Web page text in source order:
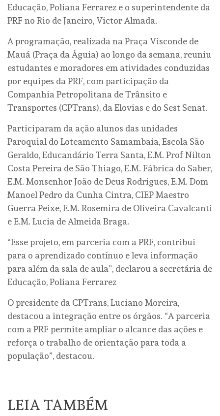
Educação, Poliana Ferrarez e o superintendente da
PRF no Rio de Janeiro, Victor Almada.
A programação, realizada na Praça Visconde de
Mauá (Praça da Águia) ao longo da semana, reuniu
estudantes e moradores em atividades conduzidas
por equipes da PRF, com participação da
Companhia Petropolitana de Trânsito e
Transportes (CPTrans), da Elovias e do Sest Senat.
Participaram da ação alunos das unidades
Paroquial do Loteamento Samambaia, Escola São
Geraldo, Educandário Terra Santa, E.M. Prof Nilton
Costa Pereira de São Thiago, E.M. Fábrica do Saber,
E.M. Monsenhor João de Deus Rodrigues, E.M. Dom
Manoel Pedro da Cunha Cintra, CIEP Maestro
Guerra Peixe, E.M. Rosemira de Oliveira Cavalcanti
e E.M. Lucia de Almeida Braga.
“Esse projeto, em parceria com a PRF, contribui
para o aprendizado contínuo e leva informação
para além da sala de aula”, declarou a secretária de
Educação, Poliana Ferrarez
O presidente da CPTrans, Luciano Moreira,
destacou a integração entre os órgãos. “A parceria
com a PRF permite ampliar o alcance das ações e
reforça o trabalho de orientação para toda a
população”, destacou.
LEIA TAMBÉM